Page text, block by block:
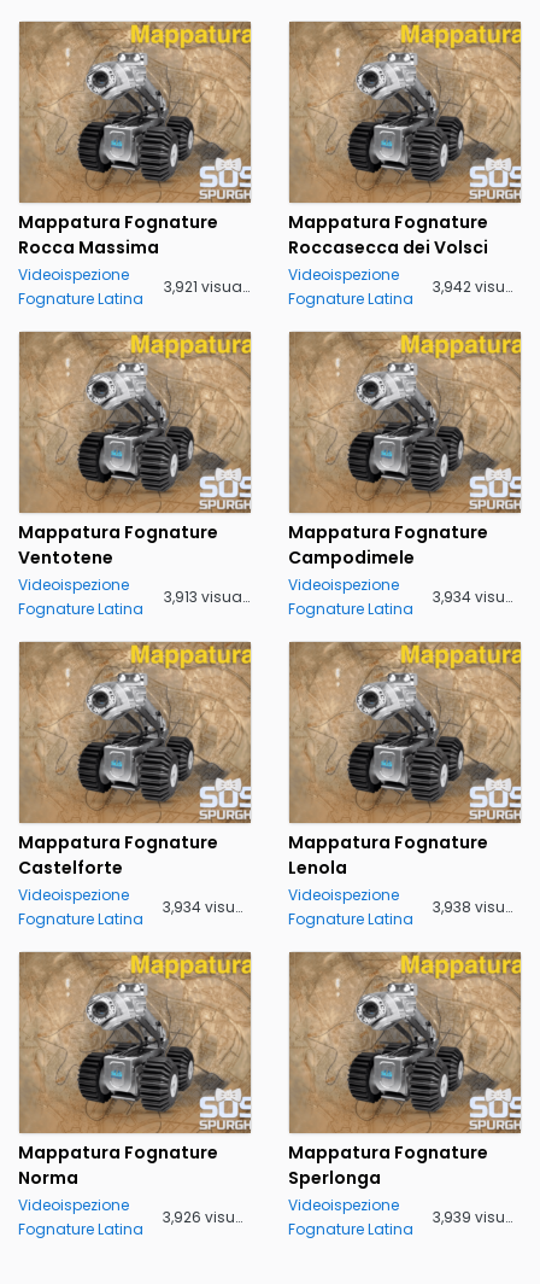
Mappatura Fognature
Rocca Massima
Videoispezione
Fognature Latina
3,921 visualizzazioni
Mappatura Fognature
Roccasecca dei Volsci
Videoispezione
Fognature Latina
3,942 visualizzazioni
Mappatura Fognature
Ventotene
Videoispezione
Fognature Latina
3,913 visualizzazioni
Mappatura Fognature
Campodimele
Videoispezione
Fognature Latina
3,934 visualizzazioni
Mappatura Fognature
Castelforte
Videoispezione
Fognature Latina
3,934 visualizzazioni
Mappatura Fognature
Lenola
Videoispezione
Fognature Latina
3,938 visualizzazioni
Mappatura Fognature
Norma
Videoispezione
Fognature Latina
3,926 visualizzazioni
Mappatura Fognature
Sperlonga
Videoispezione
Fognature Latina
3,939 visualizzazioni